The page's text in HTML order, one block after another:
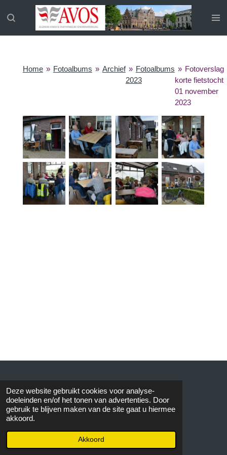
Deze website gebruikt cookies voor analyse-
doeleinden en/of het tonen van advertenties. Door
gebruik te blijven maken van de site gaat u hiermee
akkoord.
Akkoord
direct
Home » Fotoalbums » Archief » Fotoalbums
2023
» Fotoverslag
korte fietstocht
01 november
2023
© 2015 AVOS